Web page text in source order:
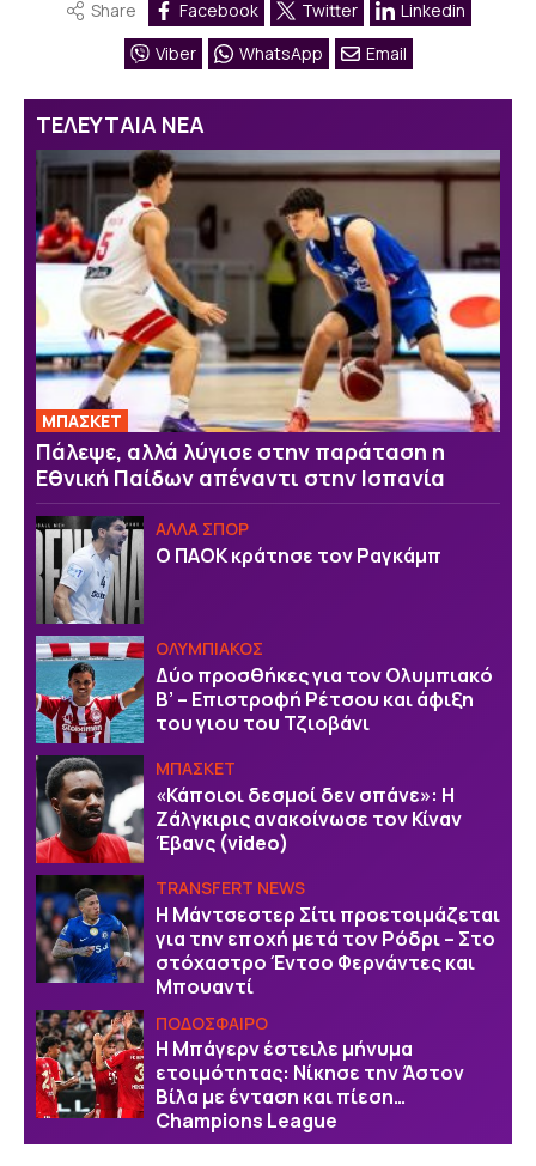
Share Facebook Twitter
Linkedin
Viber
WhatsApp Email
ΤΕΛΕΥΤΑΙΑ ΝΕΑ
ΜΠΑΣΚΕΤ
Πάλεψε, αλλά λύγισε στην παράταση η
Εθνική Παίδων απέναντι στην Ισπανία
ΑΛΛΑ ΣΠΟΡ
Ο ΠΑΟΚ κράτησε τον Ραγκάμπ
ΟΛΥΜΠΙΑΚΟΣ
Δύο προσθήκες για τον Ολυμπιακό
Β’ – Επιστροφή Ρέτσου και άφιξη
του γιου του Τζιοβάνι
ΜΠΑΣΚΕΤ
«Κάποιοι δεσμοί δεν σπάνε»: Η
Ζάλγκιρις ανακοίνωσε τον Κίναν
Έβανς (video)
TRANSFERT NEWS
Η Μάντσεστερ Σίτι προετοιμάζεται
για την εποχή μετά τον Ρόδρι – Στο
στόχαστρο Έντσο Φερνάντες και
Μπουαντί
ΠΟΔΟΣΦΑΙΡΟ
Η Μπάγερν έστειλε μήνυμα
ετοιμότητας: Νίκησε την Άστον
Βίλα με ένταση και πίεση…
Champions League